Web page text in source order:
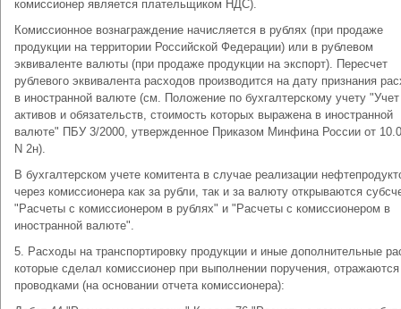
комиссионер является плательщиком НДС).
Комиссионное вознаграждение начисляется в рублях (при продаже
продукции на территории Российской Федерации) или в рублевом
эквиваленте валюты (при продаже продукции на экспорт). Пересчет
рублевого эквивалента расходов производится на дату признания
в иностранной валюте (см. Положение по бухгалтерскому учету "Учет
активов и обязательств, стоимость которых выражена в иностранной
валюте" ПБУ 3/2000, утвержденное Приказом Минфина России от
N 2н).
В бухгалтерском учете комитента в случае реализации
через комиссионера как за рубли, так и за валюту открываются
"Расчеты с комиссионером в рублях" и "Расчеты с комиссионером в
иностранной валюте".
5. Расходы на транспортировку продукции и иные дополнительные
которые сделал комиссионер при выполнении поручения, отражаются
проводками (на основании отчета комиссионера):